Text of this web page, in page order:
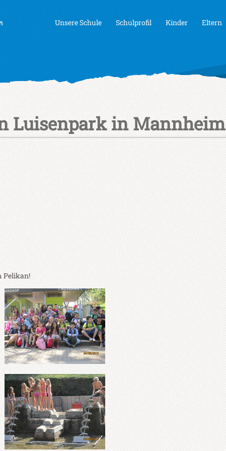
Unsere Schule Schulprofil Kinder Eltern
Luisenpark in Mannheim
Pelikan!